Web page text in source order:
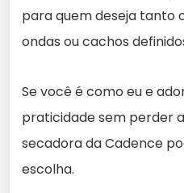
para quem deseja tanto
ondas ou cachos
Se você é como eu e
praticidade sem perder
secadora da Cadence
escolha.